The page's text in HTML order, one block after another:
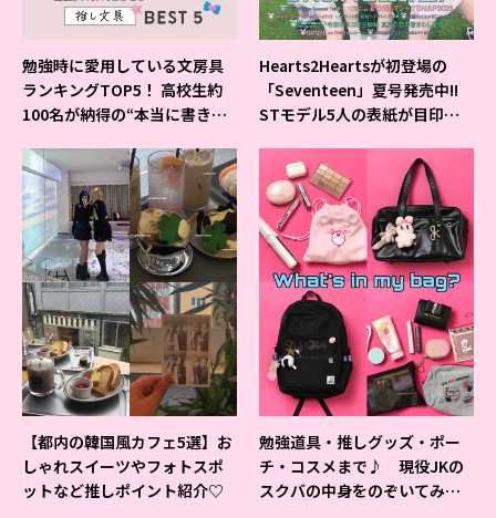
勉強時に愛用している文房具
ランキングTOP5！ 高校生約
100名が納得の“本当に書きや
Hearts2Heartsが初登場の
「Seventeen」夏号発売中!!
STモデル5人の表紙が目印だ
【都内の韓国風カフェ5選】お
しゃれスイーツやフォトスポ
ットなど推しポイント紹介♡
勉強道具・推しグッズ・ポー
チ・コスメまで♪ 現役JKの
スクバの中身をのぞいてみ